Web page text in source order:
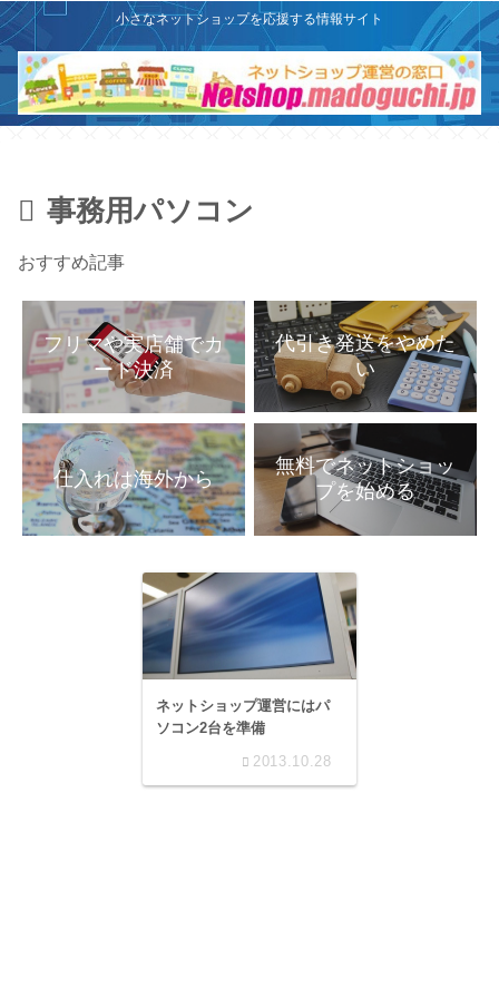
このサイトはプロモーションを含みます
小さなネットショップを応援する情報サイト
事務用パソコン
おすすめ記事
フリマや実店舗でカ
ード決済
代引き発送をやめた
い
仕入れは海外から
無料でネットショッ
プを始める
ネットショップ運営にはパ
ソコン2台を準備
2013.10.28